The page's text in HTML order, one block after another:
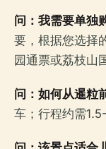
问：我需要单独
要，根据您选择
园通票或荔枝山
问：如何从暹粒
车；行程约需